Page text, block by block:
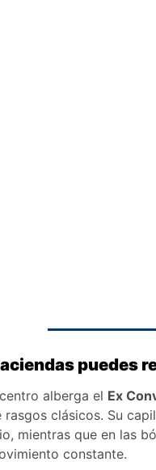
puedes
alberga el Ex
clásicos. Su
mientras que en las
constante.